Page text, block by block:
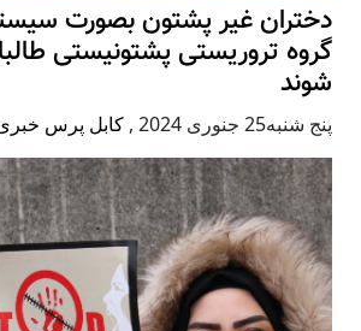
دختران غیر پشتون بصورت
گروه تروریستی پشتونیستی
شوند
پنج شنبه25 جنوری 2024 , کابل پرس